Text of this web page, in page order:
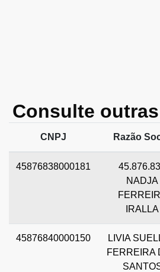
Consulte
CNPJ Razão
45876838000181
NADJA
IRALLA
45876840000150
LIVIA
FERREIRA